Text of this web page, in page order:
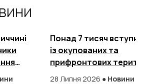
Понад 7 тисяч
із окупованих та
прифронтових
подали документи в
28 Липня 2026 ● Новини